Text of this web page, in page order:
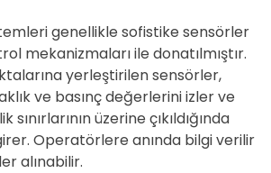
genellikle sofistike sensörler
mekanizmaları ile donatılmıştır.
yerleştirilen sensörler,
ve basınç değerlerini izler ve
üzerine çıkıldığında
Operatörlere anında bilgi verilir
alınabilir.